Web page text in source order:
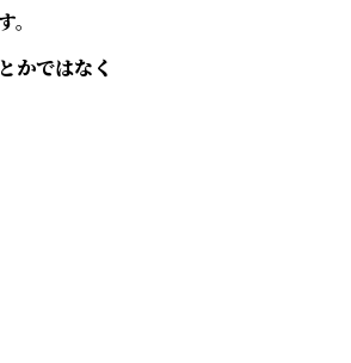
。
かではなく